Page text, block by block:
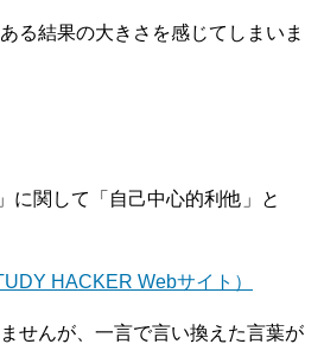
る結果の大きさを感じてしまいま
に関して「自己中心的利他」と
HACKER Webサイト）
せんが、一言で言い換えた言葉が